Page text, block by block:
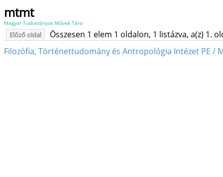
mtmt
Magyar Tudományos Művek Tára
Előző oldal
Összesen 1 elem 1 oldalon, 1 listázva, a(z) 1.
Filozófia, Történettudomány és Antropológia Intézet PE /